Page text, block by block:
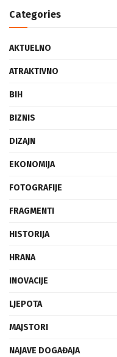
Categories
AKTUELNO
ATRAKTIVNO
BIH
BIZNIS
DIZAJN
EKONOMIJA
FOTOGRAFIJE
FRAGMENTI
HISTORIJA
HRANA
INOVACIJE
LJEPOTA
MAJSTORI
NAJAVE DOGAĐAJA